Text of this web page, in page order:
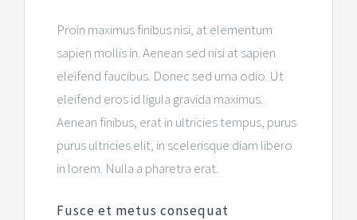
Proin maximus finibus nisi, at elementum
sapien mollis in. Aenean sed nisi at sapien
eleifend faucibus. Donec sed urna odio. Ut
eleifend eros id ligula gravida maximus.
Aenean finibus, erat in ultricies tempus, purus
purus ultricies elit, in scelerisque diam libero
in lorem. Nulla a pharetra erat.
Fusce et metus consequat